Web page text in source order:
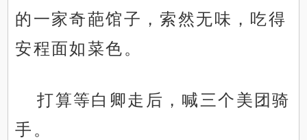
的一家奇葩馆子，索然无味，吃得
安程面如菜色。
打算等白卿走后，喊三个美团骑
手。